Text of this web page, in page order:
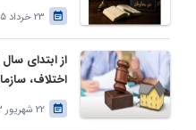
23 خرداد 1405
از ابتدای
اختلاف،
وراثت بدون
خواهد کرد
22 شهریور 1403